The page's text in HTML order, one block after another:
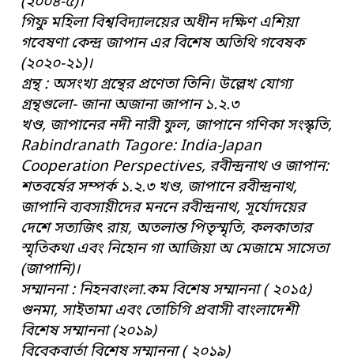
গিফু মহিলা বিশ্ববিদ্যালয়ের অধীন দক্ষিণ এশিয়া
গবেষণা কেন্দ্র জাপান এর বিশেষ অতিথি গবেষক
(২০২০-২১)।
গ্রন্থ : অসংখ্য গ্রন্থের প্রণেতা তিনি। উল্লেখ যোগ্য
গ্রন্থগুলো- জানা অজানা জাপান ১.২.৩
খণ্ড, জাপানের নদী নারী ফুল, জাপানে গণিকা সংস্কৃতি,
Rabindranath Tagore: India-Japan
Cooperation Perspectives, রবীন্দ্রনাথ ও জাপান:
শতবর্ষের সম্পর্ক ১.২.৩ খণ্ড, জাপানে রবীন্দ্রনাথ,
জাপানি ব্যবসায়ীদের মননে রবীন্দ্রনাথ, সূর্যোদয়ের
দেশে সত্যজিৎ রায়, অতলান্ত পিতৃস্মৃতি, কলকাতার
স্মৃতিকথা এবং নিহোন গা আজিয়া অ মেজামে সাসেতা
(জাপানি)।
সম্মাননা : নিহনবাংলা.কম বিশেষ সম্মাননা ( ২০১৫)
গুনমা, সাইতামা এবং তোচিগি প্রবাসী বাংলাদেশী
বিশেষ সম্মাননা (২০১৯)
বিবেকবার্তা বিশেষ সম্মাননা ( ২০১৯)